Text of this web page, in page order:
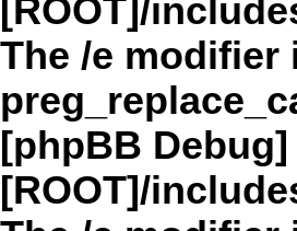
[ROOT]/
The /e
[phpBB
[ROOT]/